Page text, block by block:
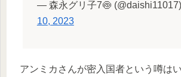
— 森永グリ子7🍥 (@daishi11017)
10, 2023
アンミカさんが密入国者という噂は